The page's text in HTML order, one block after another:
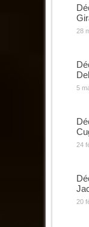
28
5
24
20